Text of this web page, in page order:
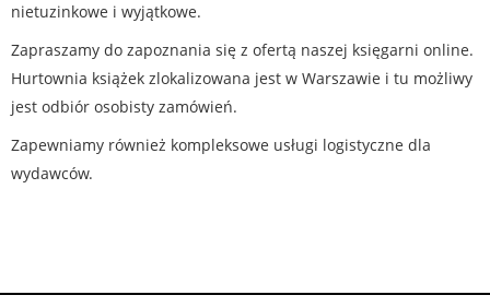
nietuzinkowe i wyjątkowe.
Zapraszamy do zapoznania się z ofertą naszej księgarni online.
Hurtownia książek zlokalizowana jest w Warszawie i tu możliwy
jest odbiór osobisty zamówień.
Zapewniamy również kompleksowe usługi logistyczne dla
wydawców.